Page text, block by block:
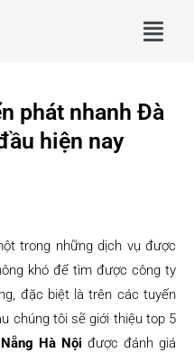
phát nhanh Đà
hiện nay
trong những dịch vụ được
khó để tìm được công ty
đặc biệt là trên các tuyến
chúng tôi sẽ giới thiệu top 5
Hà Nội được đánh giá